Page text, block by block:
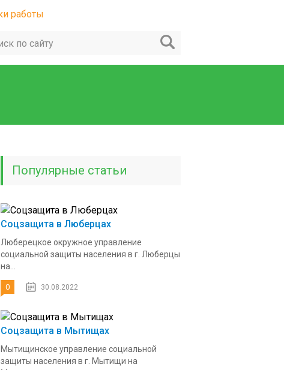
Популярные статьи
Соцзащита в Люберцах
Люберецкое окружное управление
социальной защиты населения в г. Люберцы
на...
0 30.08.2022
Соцзащита в Мытищах
Мытищинское управление социальной
защиты населения в г. Мытищи на